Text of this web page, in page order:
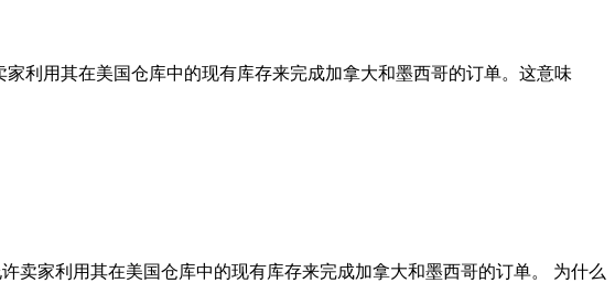
利用其在美国仓库中的现有库存来完成加拿大和墨西哥的订单。这意味
卖家利用其在美国仓库中的现有库存来完成加拿大和墨西哥的订单。 为什么